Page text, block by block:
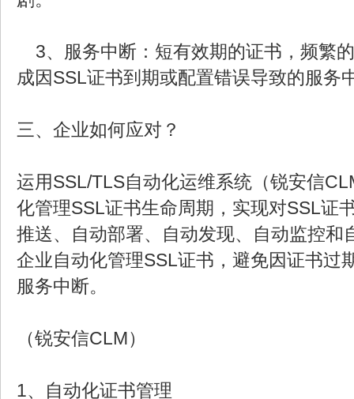
3、服务中断：短有效期的证书，频繁
成因SSL证书到期或配置错误导致的服务
三、企业如何应对？
运用SSL/TLS自动化运维系统（锐安信
化管理SSL证书生命周期，实现对SSL证
推送、自动部署、自动发现、自动监控和
企业自动化管理SSL证书，避免因证书过
服务中断。
（锐安信CLM）
1、自动化证书管理